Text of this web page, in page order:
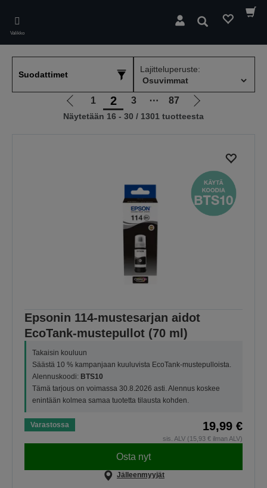
main
content
Valikko
Hae
Suodattimet
Lajitteluperuste:
Siirry
edelliselle
1 2 3 ⋯ 87
Siirry
seuraavalle
Näytetään 16 - 30 / 1301 tuotteesta
Epsonin 114-mustesarjan aidot
EcoTank-mustepullot (70 ml)
Takaisin kouluun
Säästä 10 % kampanjaan kuuluvista EcoTank-mustepulloista.
Alennuskoodi: BTS10
Tämä tarjous on voimassa 30.8.2026 asti. Alennus koskee
enintään kolmea samaa tuotetta tilausta kohden.
Varastossa 19,99 €
sis. ALV (15,93 € ilman ALV)
Osta nyt
Jälleenmyyjät